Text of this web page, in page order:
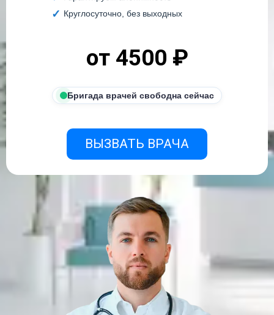
Круглосуточно, без выходных
от 4500 ₽
Бригада врачей свободна сейчас
ВЫЗВАТЬ ВРАЧА